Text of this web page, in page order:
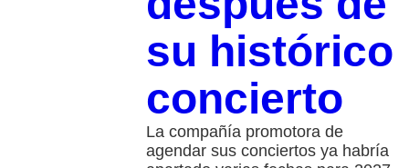
su histórico
concierto
La compañía promotora de
agendar sus conciertos ya habría